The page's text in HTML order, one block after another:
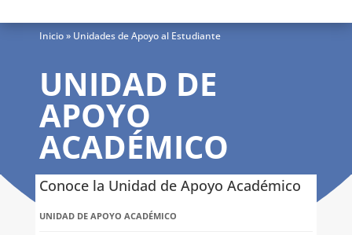
Inicio» Unidades de Apoyo al Estudiante
UNIDAD DE
APOYO
ACADÉMICO
Conoce la Unidad de Apoyo Académico
UNIDAD DE APOYO ACADÉMICO